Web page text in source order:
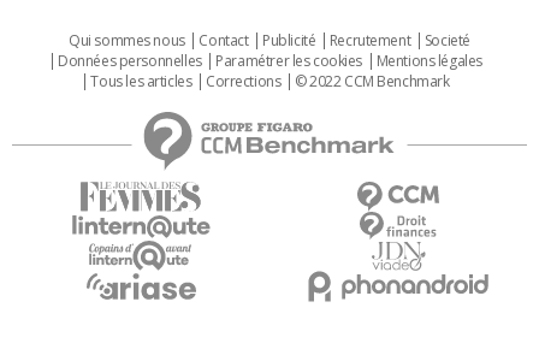
Qui sommes nous Contact Publicité Recrutement
Societé
Données personnelles
Paramétrer les cookies
Mentions légales
Tous les articles
Corrections © 2022 CCM Benchmark